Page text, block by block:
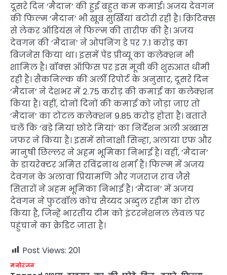
दूसरे दिन ‘मैदान’ की हुई बहुत कम कमाई। अजय देवगन
की फिल्म ‘मैदान’ भी खूब सुर्खियां बटोरी रही है। क्रिटिक्स
से लेकर ऑडियंस ने फिल्म की तारीफ की है। अजय
देवगन की ‘मैदान’ ने ओपनिंग डे पर 7.1 करोड़ का
बिजनेस किया था। इसमें पेड प्रीव्यू का कलेक्शन भी
शामिल है। बॉक्स ऑफिस पर इस मूवी की शुरुआत धीमी
रही है। सैकनिल्क की अर्ली रिपोर्ट के अनुसार, दूसरे दिन
‘मैदान’ ने देशभर में 2.75 करोड़ की कमाई का कलेक्शन
किया है। वहीं, दोनों दिनों की कमाई को जोड़ा जाए तो
‘मैदान’ का टोटल कलेक्शन 9.85 करोड़ होता है। बताते
चलें कि ‘बड़े मियां छोटे मियां’ का निर्देशन अली अब्बास
जफर ने किया है। इसमें सोनाक्षी सिन्हा, अलाया एफ और
मानुषी छिल्लर ने अहम भूमिका निभाई है। वहीं, ‘मैदान’
के डायरेक्टर अमित रविंद्रनाथ शर्मा हैं। फिल्म में अजय
देवगन के अलावा प्रियामणि और गजराज राव जैसे
सितारों ने अहम भूमिका निभाई है। ‘मैदान’ में अजय
देवगन ने फुटबॉल कोच सैय्यद अब्दुल रहीम का रोल
किया है, जिन्हें भारतीय टीम को इंटरनेशनल लेवल पर
पहुंचाने का क्रेडिट जाता है।
Post Views: 201
मनोरंजन